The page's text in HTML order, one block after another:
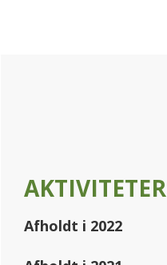
AKTIVITETER
Afholdt i 2022